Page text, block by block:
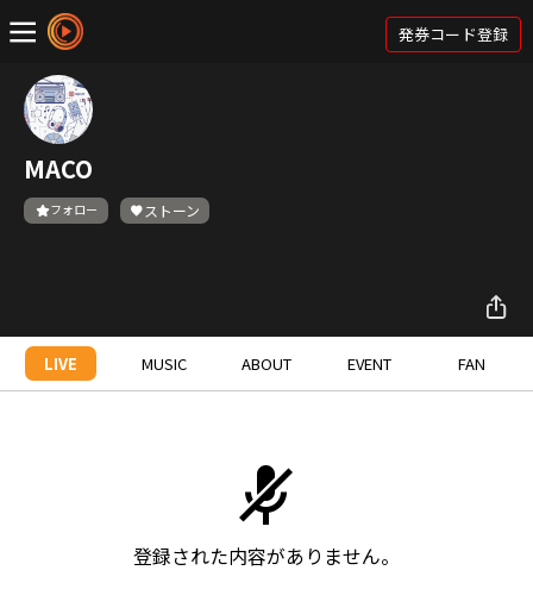
発券コード登録
MACO
フォロー ストーン
LIVE MUSIC ABOUT EVENT FAN
登録された内容がありません。